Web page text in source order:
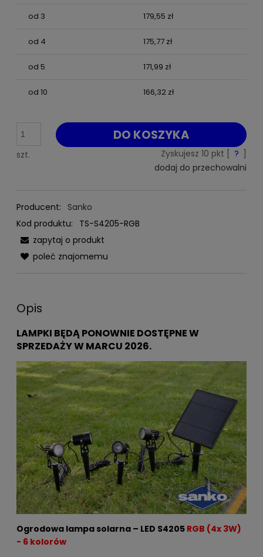
od 3 179,55 zł
od 4 175,77 zł
od 5 171,99 zł
od 10 166,32 zł
szt.
DO KOSZYKA
Zyskujesz 10 pkt [ ? ]
dodaj do przechowalni
Producent:
Sanko
Kod produktu:
TS-S4205-RGB
zapytaj o produkt
poleć znajomemu
Opis
LAMPKI BĘDĄ PONOWNIE DOSTĘPNE W
SPRZEDAŻY W MARCU 2026.
Ogrodowa lampa solarna – LED S4205 RGB (4x 3W)
- 6 kolorów